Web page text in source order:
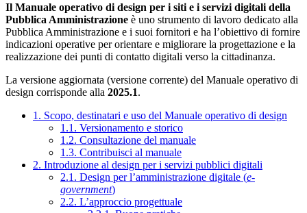
Il Manuale operativo di design per i siti e i servizi digitali della
Pubblica Amministrazione è uno strumento di lavoro dedicato alla
Pubblica Amministrazione e i suoi fornitori e ha l’obiettivo di fornire
indicazioni operative per orientare e migliorare la progettazione e la
realizzazione dei punti di contatto digitali verso la cittadinanza.
La versione aggiornata (versione corrente) del Manuale operativo di
design corrisponde alla 2025.1.
1. Scopo, destinatari e uso del Manuale operativo di design
1.1. Versionamento e storico
1.2. Consultazione del manuale
1.3. Contribuisci al manuale
2. Introduzione al design per i servizi pubblici digitali
2.1. Design per l’amministrazione digitale (e-
government)
2.2. L’approccio progettuale